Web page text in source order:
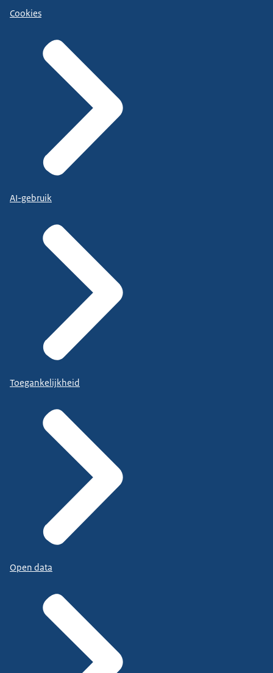
Cookies
AI-gebruik
Toegankelijkheid
Open data